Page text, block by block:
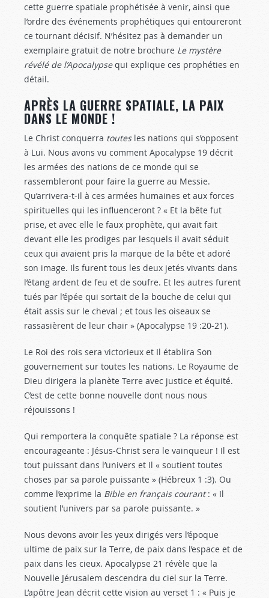
cette guerre spatiale prophétisée à venir, ainsi que
l’ordre des événements prophétiques qui entoureront
ce tournant décisif. N’hésitez pas à demander un
exemplaire gratuit de notre brochure Le mystère
révélé de l’Apocalypsequi explique ces prophéties en
détail.
APRÈS LA GUERRE SPATIALE, LA PAIX
DANS LE MONDE !
Le Christ conquerra toutesles nations qui s’opposent
à Lui. Nous avons vu comment Apocalypse 19 décrit
les armées des nations de ce monde qui se
rassembleront pour faire la guerre au Messie.
Qu’arrivera-t-il à ces armées humaines et aux forces
spirituelles qui les influenceront ? « Et la bête fut
prise, et avec elle le faux prophète, qui avait fait
devant elle les prodiges par lesquels il avait séduit
ceux qui avaient pris la marque de la bête et adoré
son image. Ils furent tous les deux jetés vivants dans
l’étang ardent de feu et de soufre. Et les autres furent
tués par l’épée qui sortait de la bouche de celui qui
était assis sur le cheval ; et tous les oiseaux se
rassasièrent de leur chair » (Apocalypse 19 :20-21).
Le Roi des rois sera victorieux et Il établira Son
gouvernement sur toutes les nations. Le Royaume de
Dieu dirigera la planète Terre avec justice et équité.
C’est de cette bonne nouvelle dont nous nous
réjouissons !
Qui remportera la conquête spatiale ? La réponse est
encourageante : Jésus-Christ sera le vainqueur ! Il est
tout puissant dans l’univers et Il « soutient toutes
choses par sa parole puissante » (Hébreux 1 :3). Ou
comme l’exprime la Bible en français courant: « Il
soutient l’univers par sa parole puissante. »
Nous devons avoir les yeux dirigés vers l’époque
ultime de paix sur la Terre, de paix dans l’espace et de
paix dans les cieux. Apocalypse 21 révèle que la
Nouvelle Jérusalem descendra du ciel sur la Terre.
L’apôtre Jean décrit cette vision au verset 1 : « Puis je